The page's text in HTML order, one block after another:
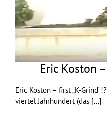
Eric Koston
Eric Koston – first „K-
viertel Jahrhundert (das [...]